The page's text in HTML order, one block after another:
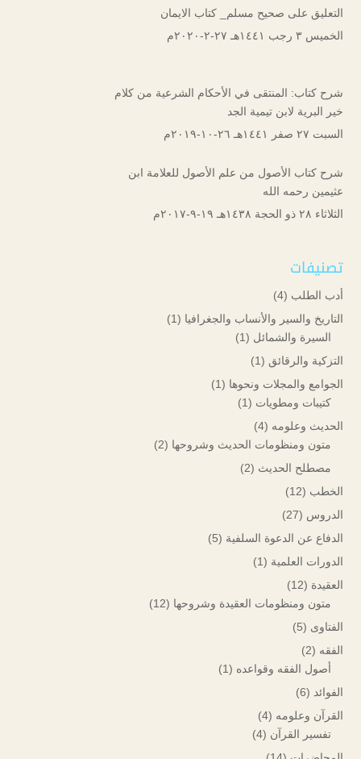
التعليق على صحيح مسلم_ كتاب الايمان
الخميس ۳ رجب ۱٤٤۱هـ ۲۷-۲-۲۰۲۰م
شرح كتاب: المنتقى في الأحكام الشرعية من كلام
خير البرية لابن تيمية الجد
السبت ۲۷ صفر ۱٤٤۱هـ ۲٦-۱۰-۲۰۱۹م
شرح كتاب الأصول من علم الأصول للعلامة ابن
عثيمين رحمه الله
الثلاثاء ۲۸ ذو الحجة ۱٤۳۸هـ ۱۹-۹-۲۰۱۷م
تصنيفات
أدب الطلب (4)
التاريخ والسير والأنساب والجغرافيا (1)
السيرة والشمائل (1)
التزكية والرقائق (1)
الجوامع والمجلات ونحوها (1)
كتيبات ومطويات (1)
الحديث وعلومه (4)
متون ومنظومات الحديث وشروحها (2)
مصطلح الحديث (2)
الخطب (12)
الدروس (27)
الدفاع عن الدعوة السلفية (5)
الدورات العلمية (1)
العقيدة (12)
متون ومنظومات العقيدة وشروحها (12)
الفتاوى (5)
الفقه (2)
أصول الفقه وقواعده (1)
الفوائد (6)
القرآن وعلومه (4)
تفسير القرآن (4)